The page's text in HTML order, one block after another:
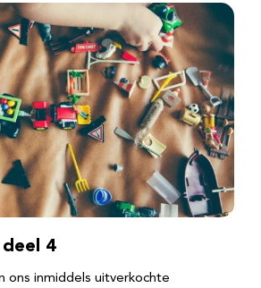
4
ons inmiddels uitverkochte